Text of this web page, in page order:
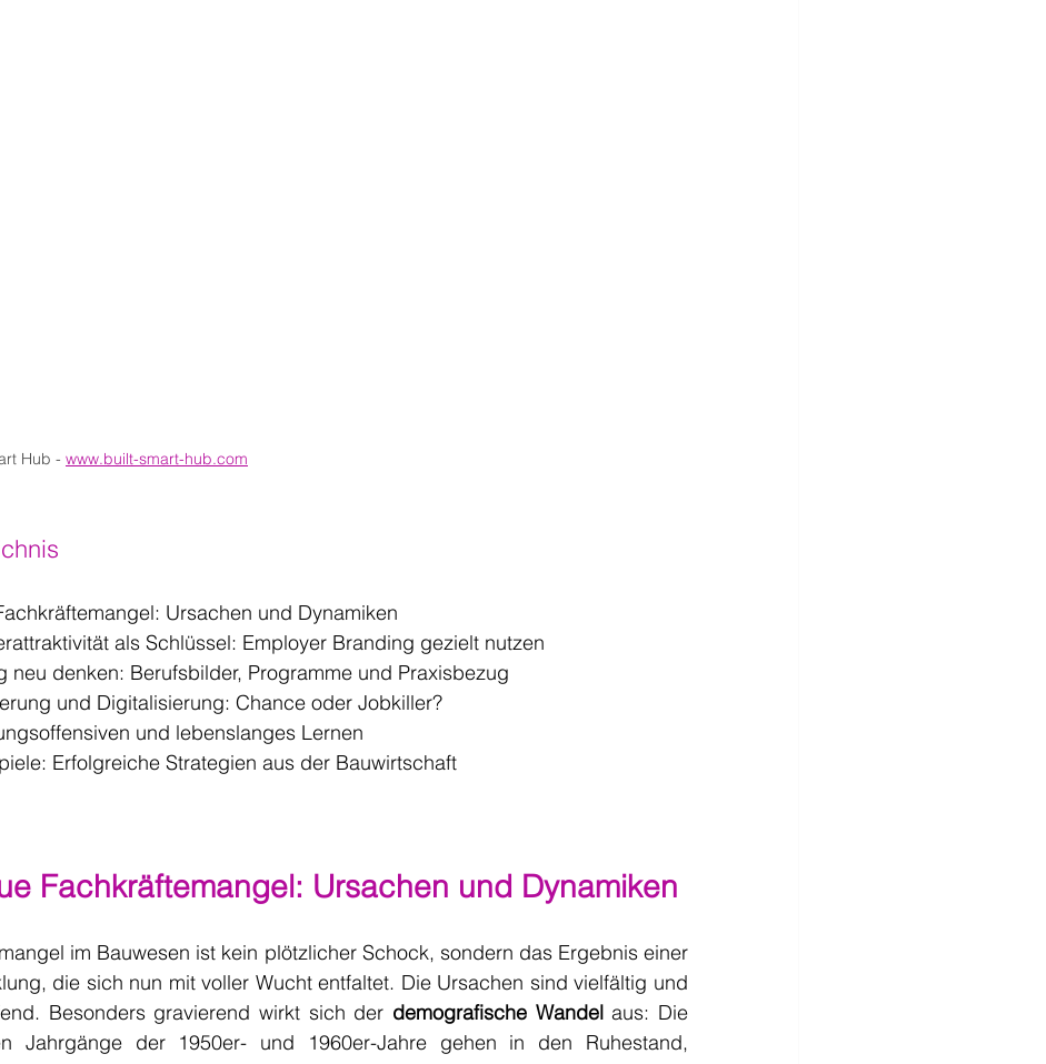
Hub - www.built-smart-hub.com
Ursachen und Dynamiken
als Schlüssel: Employer Branding gezielt nutzen
neu denken: Berufsbilder, Programme und Praxisbezug
und Digitalisierung: Chance oder Jobkiller?
und lebenslanges Lernen
Erfolgreiche Strategien aus der Bauwirtschaft
Fachkräftemangel: Ursachen und Dynamiken
im Bauwesen ist kein plötzlicher Schock, sondern das Ergebnis einer
die sich nun mit voller Wucht entfaltet. Die Ursachen sind vielfältig und
Besonders gravierend wirkt sich der demografische Wandel aus: Die
Jahrgänge der 1950er- und 1960er-Jahre gehen in den Ruhestand,